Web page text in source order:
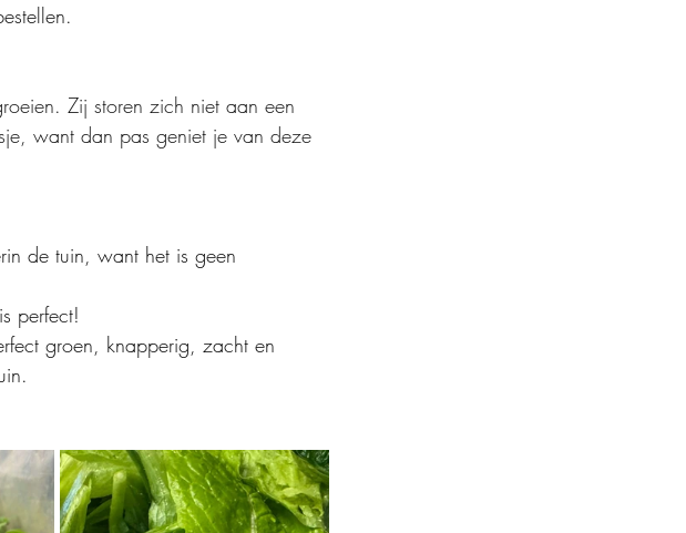
Zij storen zich niet aan een
want dan pas geniet je van deze
de tuin, want het is geen
perfect!
groen, knapperig, zacht en